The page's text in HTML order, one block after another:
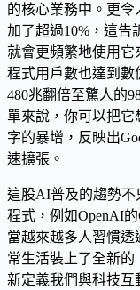
的核心業務中。更
加了超過10%，這告
就會更頻繁地使用它
程式用戶數也達到
480兆翻倍至驚人的
單來說，你可以把
字的暴增，反映出
速擴張。
這股AI普及的趨勢不
程式，例如OpenAI
當越來越多人習慣透
常生活裝上了全新
新定義我們與科技互